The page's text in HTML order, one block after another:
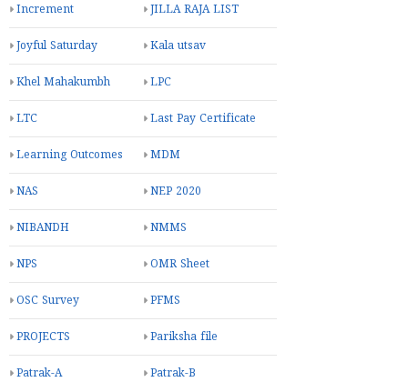
Increment JILLA RAJA LIST
Joyful Saturday Kala utsav
Khel Mahakumbh LPC
LTC Last Pay Certificate
Learning Outcomes MDM
NAS NEP 2020
NIBANDH NMMS
NPS OMR Sheet
OSC Survey PFMS
PROJECTS Pariksha file
Patrak-A Patrak-B